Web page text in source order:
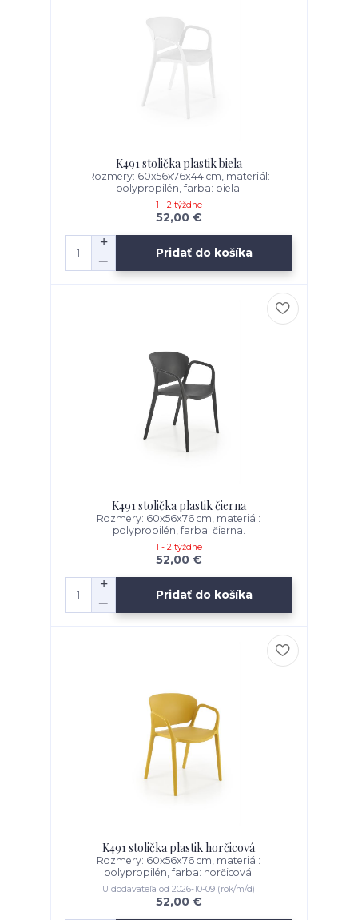
K491 stolička plastik biela
Rozmery: 60x56x76x44 cm, materiál:
polypropilén, farba: biela.
52,00 €
1 - 2 týždne
Pridať do košíka
K491 stolička plastik čierna
Rozmery: 60x56x76 cm, materiál:
polypropilén, farba: čierna.
52,00 €
1 - 2 týždne
Pridať do košíka
K491 stolička plastik horčicová
Rozmery: 60x56x76 cm, materiál:
polypropilén, farba: horčicová.
52,00 €
U dodávateľa od 2026-10-09 (rok/m/d)